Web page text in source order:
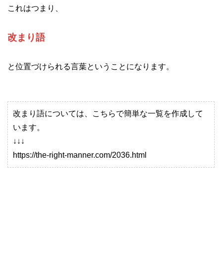
これはつまり、
改まり語
と位置づけられる言葉ということになります。
改まり語については、こちらで簡単な一覧を作成して
います。
↓↓↓
https://the-right-manner.com/2036.html